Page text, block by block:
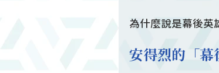
為什麼說是幕後英
安得烈的「幕